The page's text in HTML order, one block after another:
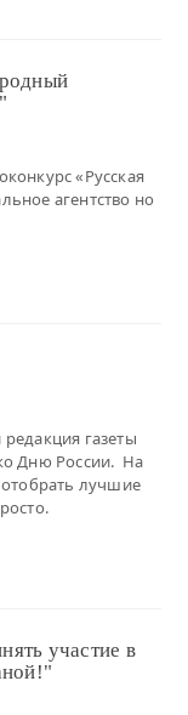
«Русская
агентство но
газеты
Дню России. На
лучшие
участие в